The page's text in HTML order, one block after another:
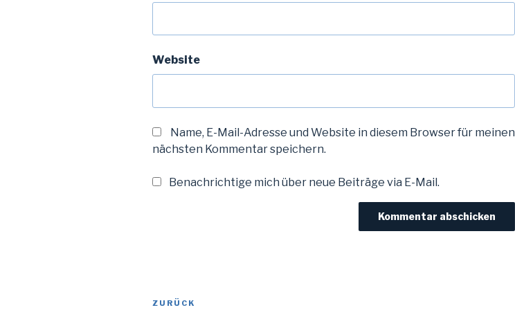
Website
Name, E-Mail-Adresse und Website in diesem Browser für meinen
nächsten Kommentar speichern.
Benachrichtige mich über neue Beiträge via E-Mail.
Beitragsnavigation
Vorheriger
ZURÜCK